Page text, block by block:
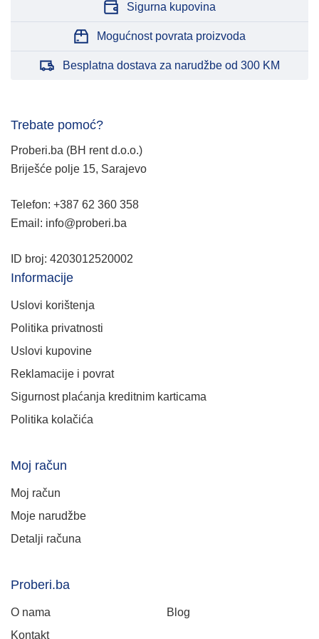
Sigurna kupovina
Mogućnost povrata proizvoda
Besplatna dostava za narudžbe od 300 KM
Trebate pomoć?
Proberi.ba (BH rent d.o.o.)
Briješće polje 15, Sarajevo
Telefon: +387 62 360 358
Email: info@proberi.ba
ID broj: 4203012520002
Informacije
Uslovi korištenja
Politika privatnosti
Uslovi kupovine
Reklamacije i povrat
Sigurnost plaćanja kreditnim karticama
Politika kolačića
Moj račun
Moj račun
Moje narudžbe
Detalji računa
Proberi.ba
O nama
Blog
Kontakt